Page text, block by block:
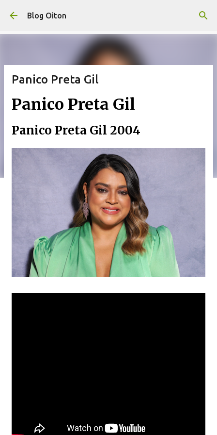
Pular para o conteúdo principal
Blog Oiton
Panico Preta Gil
Panico Preta Gil
Panico Preta Gil 2004